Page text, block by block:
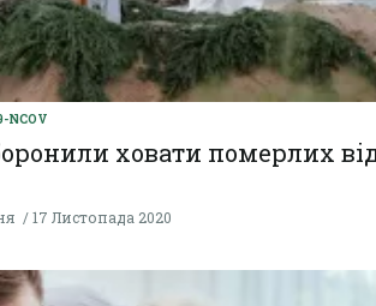
NCOV
ховати померлих
17 Листопада 2020